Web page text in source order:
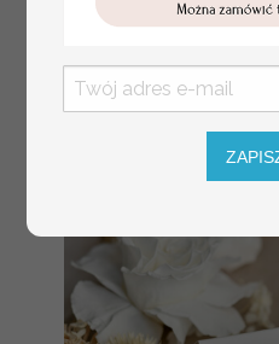
weselu, tablica
informacyjna dla
weselu ze zdjęciem
Pary Młodej, plan